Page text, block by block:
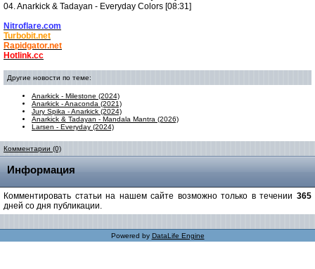
04. Anarkick & Tadayan - Everyday Colors [08:31]
Nitroflare.com
Turbobit.net
Rapidgator.net
Hotlink.cc
Другие новости по теме:
Anarkick - Milestone (2024)
Anarkick - Anaconda (2021)
Jury Spika - Anarkick (2024)
Anarkick & Tadayan - Mandala Mantra (2026)
Larsen - Everyday (2024)
Комментарии (0)
Информация
Комментировать статьи на нашем сайте возможно только в течении 365
дней со дня публикации.
Powered by DataLife Engine